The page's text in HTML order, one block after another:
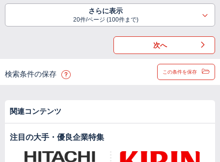
さらに表示
20件/ページ (100件まで)
次へ
検索条件の保存 この条件を保存
関連コンテンツ
注目の大手・優良企業特集